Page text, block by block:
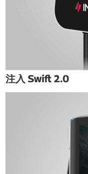
注入 Swift 2.0